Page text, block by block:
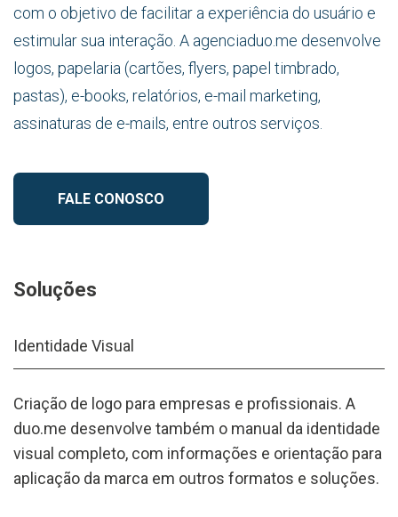
com o objetivo de facilitar a experiência do usuário e
estimular sua interação. A agenciaduo.me desenvolve
logos, papelaria (cartões, flyers, papel timbrado,
pastas), e-books, relatórios, e-mail marketing,
assinaturas de e-mails, entre outros serviços.
FALE CONOSCO
Soluções
Identidade Visual
Criação de logo para empresas e profissionais. A
duo.me desenvolve também o manual da identidade
visual completo, com informações e orientação para
aplicação da marca em outros formatos e soluções.